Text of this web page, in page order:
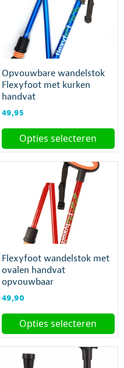
meerdere
variaties.
optie
kan
worden
op
de
productpagina
Opvouwbare wandelstok
Flexyfoot met kurken
handvat
49,95
Opties selecteren
Dit
worden
op
de
productpagina
Flexyfoot wandelstok met
ovalen handvat
opvouwbaar
49,90
Opties selecteren
Dit